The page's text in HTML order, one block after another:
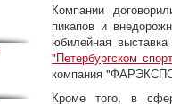
Компании
пикапов и
юбилейная
"Петербургском
компания
Кроме того, в